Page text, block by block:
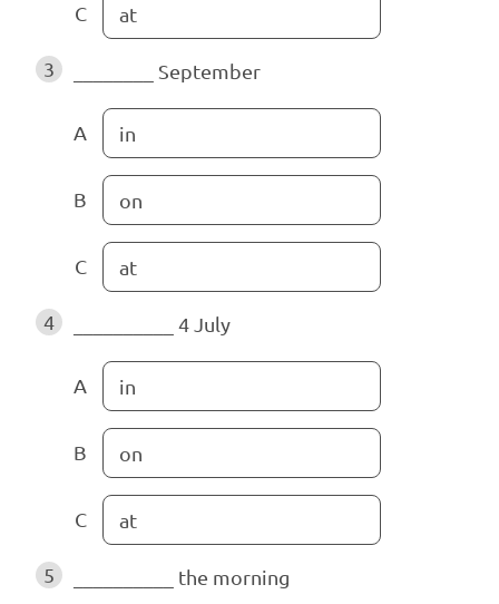
C at
3 September
A in
B on
C at
4 4 July
A in
B on
C at
5 the morning